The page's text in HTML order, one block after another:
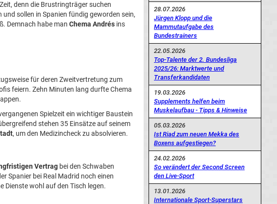
denn die Brustringträger suchen
sollen in Spanien fündig geworden sein,
Demnach habe man Chema Andrés ins
für deren Zweitvertretung zum
feiern. Zehn Minuten lang durfte Chema
Spielzeit ein wichtiger Baustein
stehen 35 Einsätze auf seinem
, um den Medizincheck zu absolvieren.
Vertrag bei den Schwaben
Spanier bei Real Madrid noch einen
Dienste wohl auf den Tisch legen.
28.07.2026
Jürgen Klopp und die
Mammutaufgabe des
Bundestrainers
22.05.2026
Top-Talente der 2. Bundesliga
2025/26: Marktwerte und
Transferkandidaten
19.03.2026
Supplements helfen beim
Muskelaufbau - Tipps & Hinweise
05.03.2026
Ist Riad zum neuen Mekka des
Boxens aufgestiegen?
24.02.2026
So verändert der Second Screen
den Live-Sport
13.01.2026
Internationale Sport-Superstars